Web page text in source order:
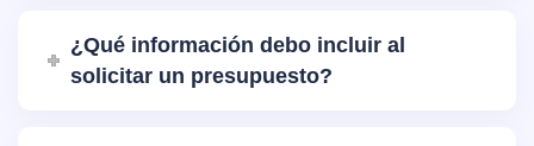
¿Qué información debo incluir al
solicitar un presupuesto?